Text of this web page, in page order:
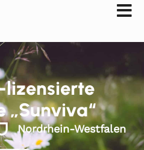
lizensierte
„Sunviva“
Nordrhein-Westfalen